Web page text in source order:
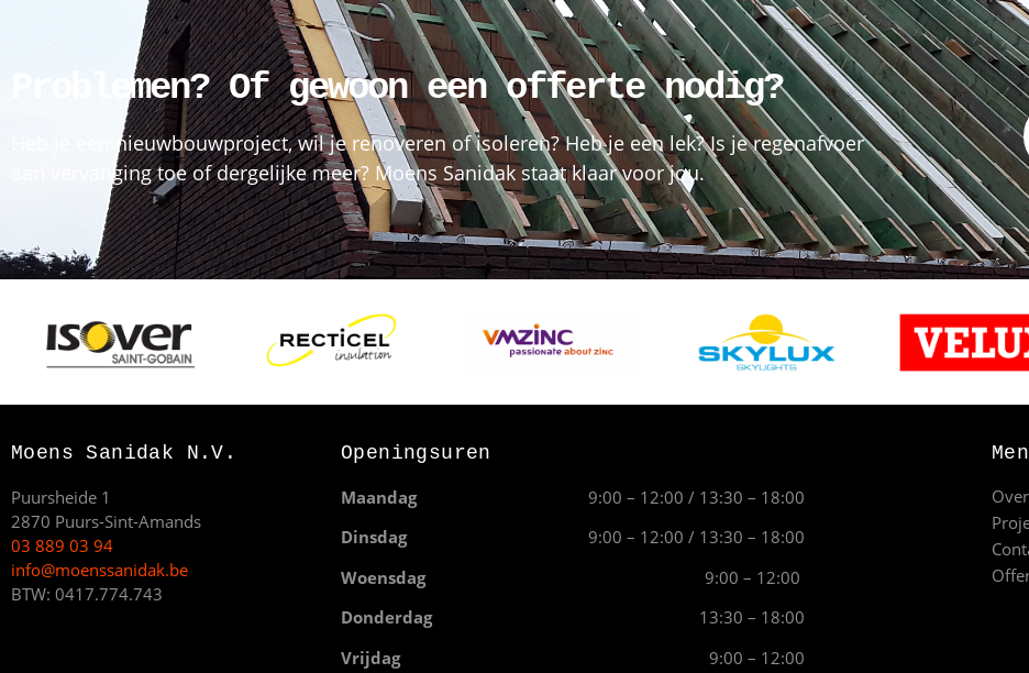
Problemen? Of gewoon een offerte nodig?
Heb je een nieuwbouwproject, wil je renoveren of isoleren? Heb je een lek? Is je regenafvoer
aan vervanging toe of dergelijke meer? Moens Sanidak staat klaar voor jou.
Moens Sanidak N.V.
Puursheide 1
2870 Puurs-Sint-Amands
03 889 03 94
info@moenssanidak.be
BTW: 0417.774.743
Openingsuren
Maandag
9:00 – 12:00 / 13:30 – 18:00
Dinsdag
9:00 – 12:00 / 13:30 – 18:00
Woensdag
9:00 – 12:00
Donderdag
13:30 – 18:00
Vrijdag
9:00 – 12:00